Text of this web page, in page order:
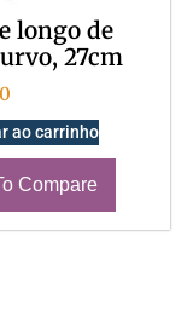
longo de
27cm
ao carrinho
Compare